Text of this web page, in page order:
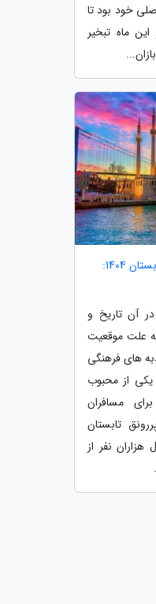
اصلی خود بود تا
ماه تبخیر
تور استانبول از اصفهان در تابستان 1404:
آن تاریخ و
علت موقعیت
های فرهنگی
از محبوب
مسافران
تابستان
نفر از